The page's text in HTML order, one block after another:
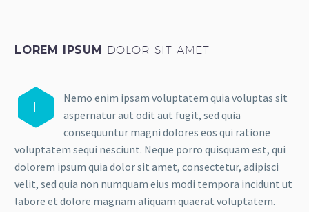
LOREM IPSUM DOLOR SIT AMET
L
Nemo enim ipsam voluptatem quia voluptas sit
aspernatur aut odit aut fugit, sed quia
consequuntur magni dolores eos qui ratione
voluptatem sequi nesciunt. Neque porro quisquam est, qui
dolorem ipsum quia dolor sit amet, consectetur, adipisci
velit, sed quia non numquam eius modi tempora incidunt ut
labore et dolore magnam aliquam quaerat voluptatem.